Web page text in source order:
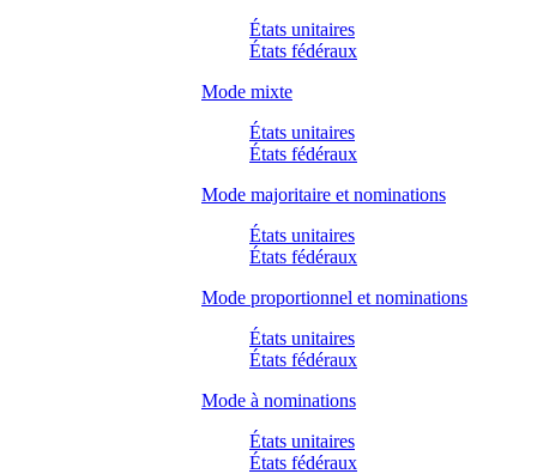
États unitaires
États fédéraux
Mode mixte
États unitaires
États fédéraux
Mode majoritaire et nominations
États unitaires
États fédéraux
Mode proportionnel et nominations
États unitaires
États fédéraux
Mode à nominations
États unitaires
États fédéraux